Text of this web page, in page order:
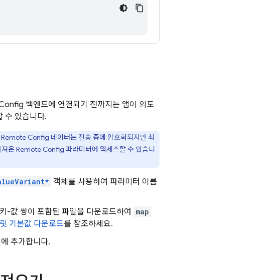
백엔드에 연결되기 전까지는 앱이 의도
수 있습니다.
Remote Config 데이터는 전송 중에 암호화되지만 최
져온Remote Config 파라미터에 액세스할 수 있습니
객체를 사용하여 파라미터 이름
-값 쌍이 포함된 파일을 다운로드하여 map
기본값 다운로드를 참조하세요.
추가합니다.